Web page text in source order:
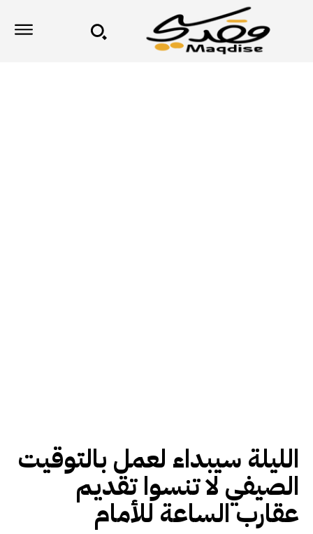
الليلة سيبداء لعمل بالتوقيت
الصيفي لا تنسوا تقديم
عقارب الساعة للأمام